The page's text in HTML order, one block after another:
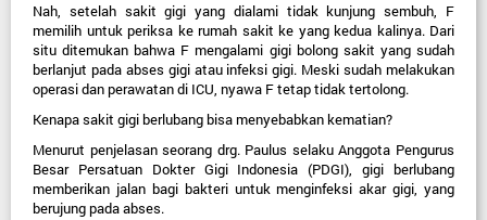
Nah, setelah sakit gigi yang dialami tidak kunjung sembuh, F
memilih untuk periksa ke rumah sakit ke yang kedua kalinya. Dari
situ ditemukan bahwa F mengalami gigi bolong sakit yang sudah
berlanjut pada abses gigi atau infeksi gigi. Meski sudah melakukan
operasi dan perawatan di ICU, nyawa F tetap tidak tertolong.
Kenapa sakit gigi berlubang bisa menyebabkan kematian?
Menurut penjelasan seorang drg. Paulus selaku Anggota Pengurus
Besar Persatuan Dokter Gigi Indonesia (PDGI), gigi berlubang
memberikan jalan bagi bakteri untuk menginfeksi akar gigi, yang
berujung pada abses.